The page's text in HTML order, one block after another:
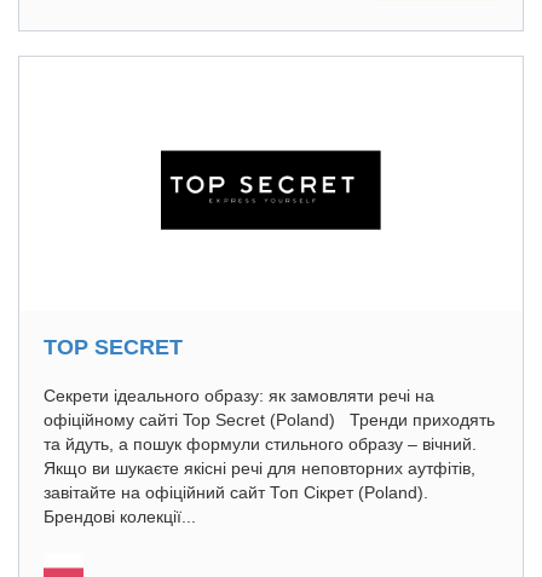
TOP SECRET
Секрети ідеального образу: як замовляти речі на
офіційному сайті Top Secret (Poland) Тренди приходять
та йдуть, а пошук формули стильного образу – вічний.
Якщо ви шукаєте якісні речі для неповторних аутфітів,
завітайте на офіційний сайт Топ Сікрет (Poland).
Брендові колекції...